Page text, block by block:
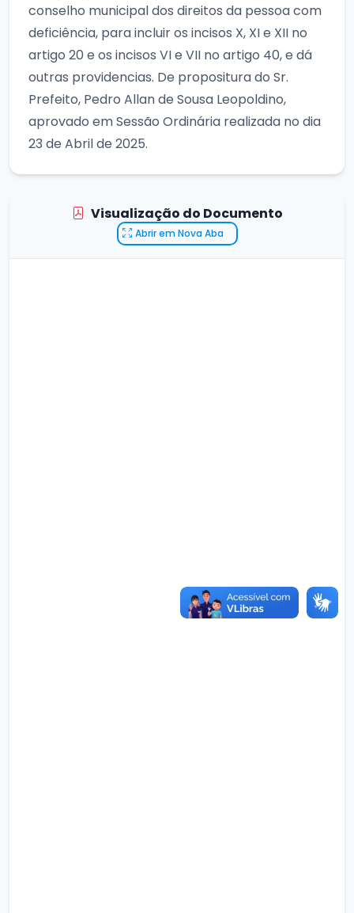
conselho municipal dos direitos da pessoa com
deficiência, para incluir os incisos X, XI e XII no
artigo 20 e os incisos VI e VII no artigo 40, e dá
outras providencias. De propositura do Sr.
Prefeito, Pedro Allan de Sousa Leopoldino,
aprovado em Sessão Ordinária realizada no dia
23 de Abril de 2025.
Visualização do Documento
Abrir em Nova Aba